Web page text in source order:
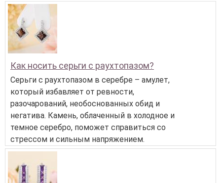
Как носить серьги с раухтопазом?
Серьги с раухтопазом в серебре – амулет,
который избавляет от ревности,
разочарований, необоснованных обид и
негатива. Камень, облаченный в холодное и
темное серебро, поможет справиться со
стрессом и сильным напряжением.